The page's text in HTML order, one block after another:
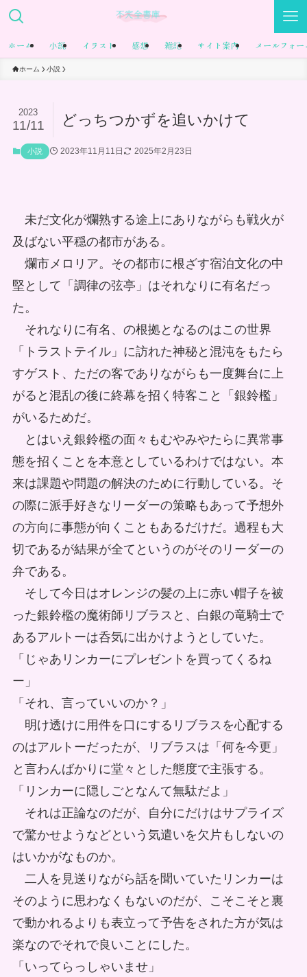
ホーム 小説 イラスト 感想 雑記 サイト案内 メールフォー
ホーム 小説
どっちつかずを追いかけて
2023
11/11
小説 2023年11月11日 2025年2月23日
未だ文化が爛熟する途上にありながらも戦火が
及ばない平穏の都市がある。
爛市メロリア。その都市に根ざす宿泊文化の中
堅として「調律の弦亭」はそれなりに有名だっ
た。
それなりに有名、の根拠となるのはこの世界
「トラストテイル」に訪れた神秘と混沌をもたら
すゲスト、ただの客でありながらも一度舞台に上
がると混乱の後に終幕を招く特客こと「銀鈴檻」
がいるためだ。
とはいえ銀鈴檻の面々もむやみやたらに異常事
態を招くことを本意としているわけではない。本
来は課題や問題の解決のために行動している。そ
の際に派手好きなリーダーの策略もあって予想外
の方向に事態が向くこともあるだけだ。過程も大
切であるが結果が全てというのがそのリーダーの
弁である。
そして今日はオレンジの髪の上に赤い帽子を被
った銀鈴檻の魔術師リブラスと、白銀の竜騎士で
あるアルトーは呑気に出かけようとしていた。
「じゃあリンカーにプレゼントを買ってくるね
ー」
「それ、言っていいのか？」
明け透けに用件を口にするリブラスを心配する
のはアルトーだったが、リブラスは「何を今更」
と言わんばかりに堂々とした態度で主張する。
「リンカーに隠しごとなんて無駄だよ」
それは正論なのだが、自分にだけはサプライズ
で驚かせようなどという気遣いを欠片もしないの
はいかがなものか。
二人を見送りながら話を聞いていたリンカーは
そのように思わなくもないのだが、こそこそと裏
で動かれるよりも表立って予告をされた方が気は
楽なのでそれで良いことにした。
「いってらっしゃいませ」